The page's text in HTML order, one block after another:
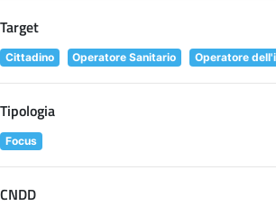
Target
Cittadino Operatore Sanitario Operatore
Tipologia
Focus
CNDD